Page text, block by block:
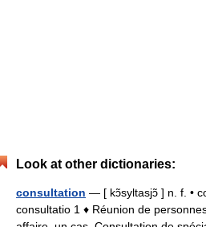
Look at other dictionaries:
consultation — [ kɔ̃syltasjɔ̃ ] n. f. •
consultatio 1 ♦ Réunion de